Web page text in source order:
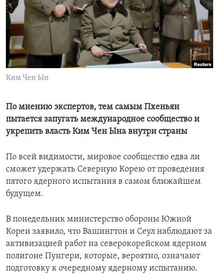
Learning English
СОЦИАЛЬНЫЕ СЕТИ
Ким Чен Ын
По мнению экспертов, тем самым Пхеньян
пытается запугать международное сообщество и
укрепить власть Ким Чен Ына внутри страны
По всей видимости, мировое сообщество едва ли
сможет удержать Северную Корею от проведения
пятого ядерного испытания в самом ближайшем
будущем.
В понедельник министерство обороны Южной
Кореи заявило, что Вашингтон и Сеул наблюдают за
активизацией работ на северокорейском ядерном
полигоне Пунгери, которые, вероятно, означают
подготовку к очередному ядерному испытанию.